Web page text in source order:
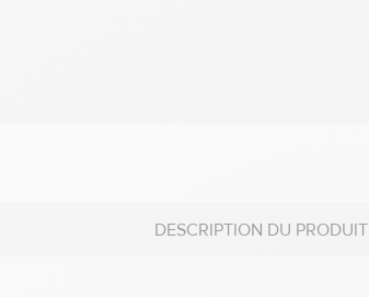
DESCRIPTION DU PRODUIT